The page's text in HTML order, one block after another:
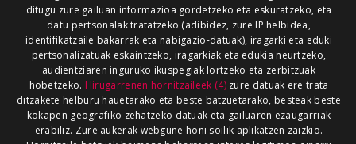
ditugu zure gailuan informazioa gordetzeko eta eskuratzeko, eta
datu pertsonalak tratatzeko (adibidez, zure IP helbidea,
identifikatzaile bakarrak eta nabigazio-datuak), iragarki eta eduki
pertsonalizatuak eskaintzeko, iragarkiak eta edukia neurtzeko,
audientziaren inguruko ikuspegiak lortzeko eta zerbitzuak
hobetzeko. Hirugarrenen hornitzaileek (4)zure datuak ere trata
ditzakete helburu hauetarako eta beste batzuetarako, besteak beste
kokapen geografiko zehatzeko datuak eta gailuaren ezaugarriak
erabiliz. Zure aukerak webgune honi soilik aplikatzen zaizkio.